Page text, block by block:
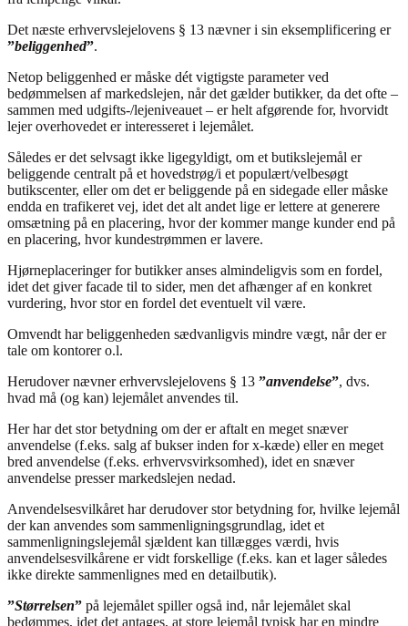
Det næste erhvervslejelovens § 13 nævner i sin eksemplificering er
”beliggenhed”.
Netop beliggenhed er måske dét vigtigste parameter ved
bedømmelsen af markedslejen, når det gælder butikker, da det ofte –
sammen med udgifts-/lejeniveauet – er helt afgørende for, hvorvidt
lejer overhovedet er interesseret i lejemålet.
Således er det selvsagt ikke ligegyldigt, om et butikslejemål er
beliggende centralt på et hovedstrøg/i et populært/velbesøgt
butikscenter, eller om det er beliggende på en sidegade eller måske
endda en trafikeret vej, idet det alt andet lige er lettere at generere
omsætning på en placering, hvor der kommer mange kunder end på
en placering, hvor kundestrømmen er lavere.
Hjørneplaceringer for butikker anses almindeligvis som en fordel,
idet det giver facade til to sider, men det afhænger af en konkret
vurdering, hvor stor en fordel det eventuelt vil være.
Omvendt har beliggenheden sædvanligvis mindre vægt, når der er
tale om kontorer o.l.
Herudover nævner erhvervslejelovens § 13 ”anvendelse”, dvs.
hvad må (og kan) lejemålet anvendes til.
Her har det stor betydning om der er aftalt en meget snæver
anvendelse (f.eks. salg af bukser inden for x-kæde) eller en meget
bred anvendelse (f.eks. erhvervsvirksomhed), idet en snæver
anvendelse presser markedslejen nedad.
Anvendelsesvilkåret har derudover stor betydning for, hvilke lejemål
der kan anvendes som sammenligningsgrundlag, idet et
sammenligningslejemål sjældent kan tillægges værdi, hvis
anvendelsesvilkårene er vidt forskellige (f.eks. kan et lager således
ikke direkte sammenlignes med en detailbutik).
”Størrelsen” på lejemålet spiller også ind, når lejemålet skal
bedømmes, idet det antages, at store lejemål typisk har en mindre